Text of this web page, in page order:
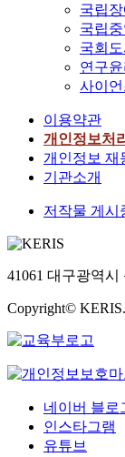
국립
국립
국회
연구
사이언
이용약관
개인정보처
개인정보 재
기관소개
저작물 게시
41061 대구광역시
Copyright©
네이버 블로
인스타그램
유튜브